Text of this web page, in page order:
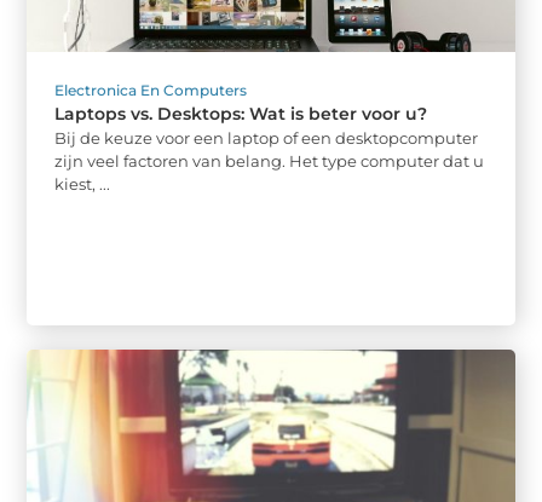
Electronica En Computers
Laptops vs. Desktops: Wat is beter voor u?
Bij de keuze voor een laptop of een desktopcomputer
zijn veel factoren van belang. Het type computer dat u
kiest, ...